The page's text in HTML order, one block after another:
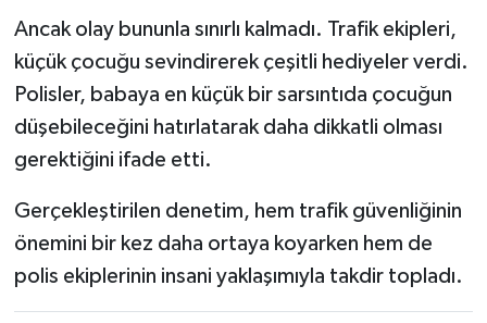
Ancak olay bununla sınırlı kalmadı. Trafik ekipleri,
küçük çocuğu sevindirerek çeşitli hediyeler verdi.
Polisler, babaya en küçük bir sarsıntıda çocuğun
düşebileceğini hatırlatarak daha dikkatli olması
gerektiğini ifade etti.
Gerçekleştirilen denetim, hem trafik güvenliğinin
önemini bir kez daha ortaya koyarken hem de
polis ekiplerinin insani yaklaşımıyla takdir topladı.